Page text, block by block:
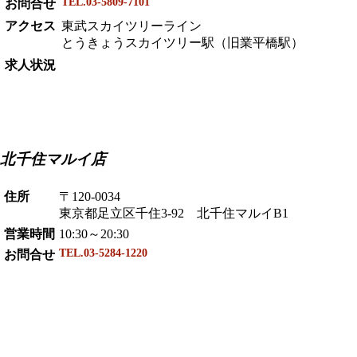
お問合せ
アクセス 東武スカイツリーライン
とうきょうスカイツリー駅（旧業平橋駅）
求人状況
北千住マルイ店
住所
〒120-0034
東京都足立区千住3-92 北千住マルイB1
営業時間 10:30～20:30
お問合せ TEL.03-5284-1220